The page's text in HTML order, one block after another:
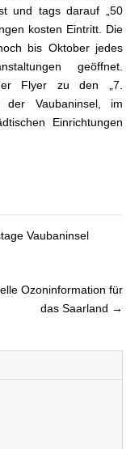
und tags darauf „50
kosten Eintritt. Die
bis Oktober jedes
geöffnet.
Flyer zu den „7.
der Vaubaninsel, im
Einrichtungen
Vaubaninsel
Ozoninformation für
das Saarland →